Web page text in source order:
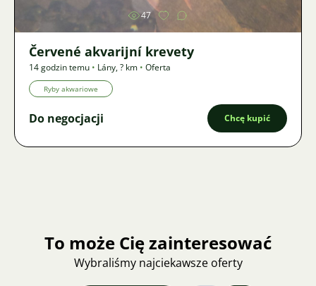
47
Červené akvarijní krevety
14 godzin temu • Lány,? km • Oferta
Ryby akwariowe
Do negocjacji Chcę kupić
To może Cię zainteresować
Wybraliśmy najciekawsze oferty